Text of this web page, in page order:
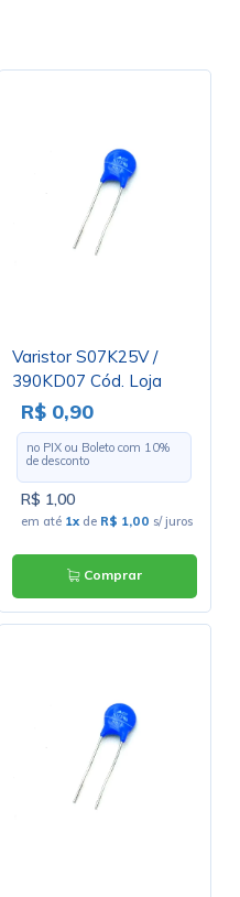
Varistor S07K25V /
390KD07 Cód. Loja
2420
R$ 0,90
no PIX ou Boleto com 10%
de desconto
R$ 1,00
em até 1x de R$ 1,00 s/ juros
Comprar